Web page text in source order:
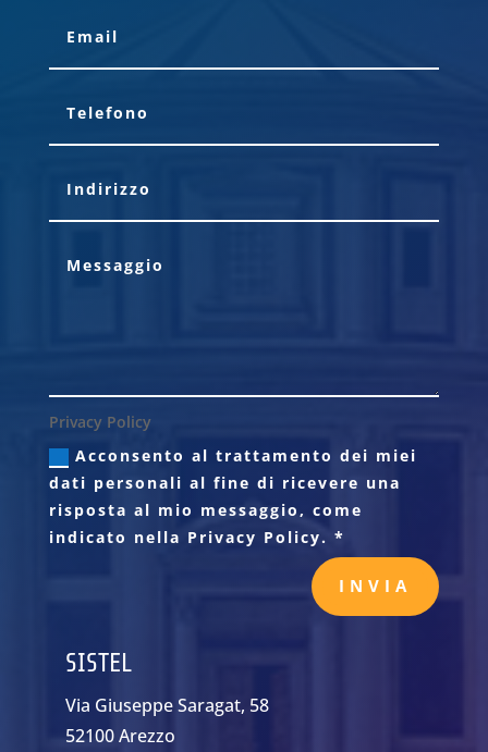
Privacy Policy
Acconsento al trattamento dei miei
dati personali al fine di ricevere una
risposta al mio messaggio, come
indicato nella Privacy Policy. *
INVIA
SISTEL
Via Giuseppe Saragat, 58
52100 Arezzo